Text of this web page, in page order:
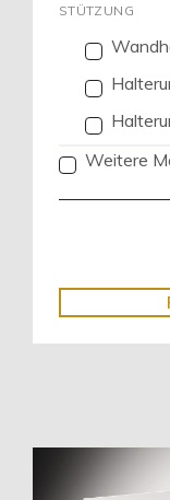
STÜTZUNG
Weitere